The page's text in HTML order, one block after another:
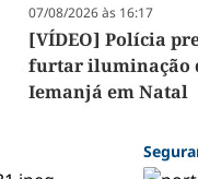
07/08/2026 às 16:17
[VÍDEO] Polícia
furtar iluminação
Iemanjá em Natal